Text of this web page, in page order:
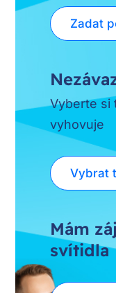
Zadat
Vyberte si
vyhovuje
Vybrat
Mám
svítidla